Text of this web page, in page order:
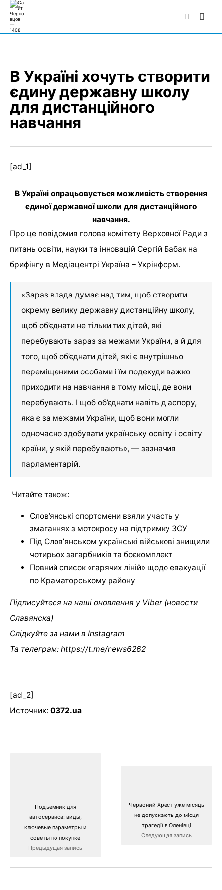
Skip
to
content
В Україні хочуть створити
єдину державну школу
для дистанційного
навчання
[ad_1]
В Україні опрацьовується можливість створення
єдиної державної школи для дистанційного
навчання.
Про це повідомив голова комітету Верховної Ради з
питань освіти, науки та інновацій Сергій Бабак на
брифінгу в Медіацентрі Україна – Укрінформ.
«Зараз влада думає над тим, щоб створити
окрему велику державну дистанційну школу,
щоб об’єднати не тільки тих дітей, які
перебувають зараз за межами України, а й для
того, щоб об’єднати дітей, які є внутрішньо
переміщеними особами і їм подекуди важко
приходити на навчання в тому місці, де вони
перебувають. І щоб об’єднати навіть діаспору,
яка є за межами України, щоб вони могли
одночасно здобувати українську освіту і освіту
країни, у якій перебувають», — зазначив
парламентарій.
Читайте також:
Слов’янські спортсмени взяли участь у
змаганнях з мотокросу на підтримку ЗСУ
Під Словʼянськом українські військові знищили
чотирьох загарбників та боєкомплект
Повний список «гарячих ліній» щодо евакуації
по Краматорському району
Підписуйтеся на наші оновлення у Viber (новости
Славянска)
Слідкуйте за нами в Instagram
Та телеграм: https://t.me/news6262
[ad_2]
Источник: 0372.ua
Подъемник для
автосервиса: виды,
ключевые параметры и
советы по покупке
Предыдущая запись
Червоний Хрест уже місяць
не допускають до місця
трагедії в Оленівці
Следующая запись